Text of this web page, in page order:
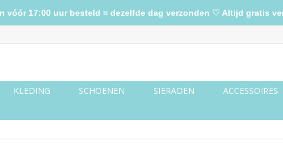
KLEDING SCHOENEN SIERADEN ACCESSOIRES
vóór 17:00 uur besteld = dezelfde dag verzonden ♡ Altijd gratis